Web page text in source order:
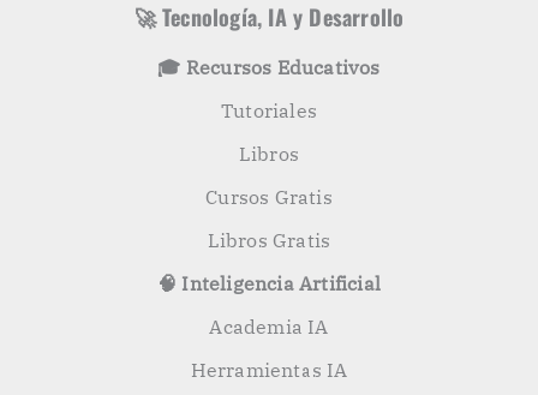
🚀 Tecnología, IA y Desarrollo
🎓 Recursos Educativos
Tutoriales
Libros
Cursos Gratis
Libros Gratis
🧠 Inteligencia Artificial
Academia IA
Herramientas IA